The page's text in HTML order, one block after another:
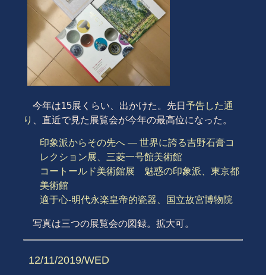
今年は15展くらい、出かけた。先日 予告した通
り
、直近で見た展覧会が今年の最高位になった。
印象派からその先へ ― 世界に誇る吉野石膏コ
レクション展、三菱一号館美術館
コートールド美術館展 魅惑の印象派、東京都
美術館
適于心-明代永楽皇帝的瓷器、国立故宮博物院
写真は三つの展覧会の図録。拡大可。
12/11/2019/WED